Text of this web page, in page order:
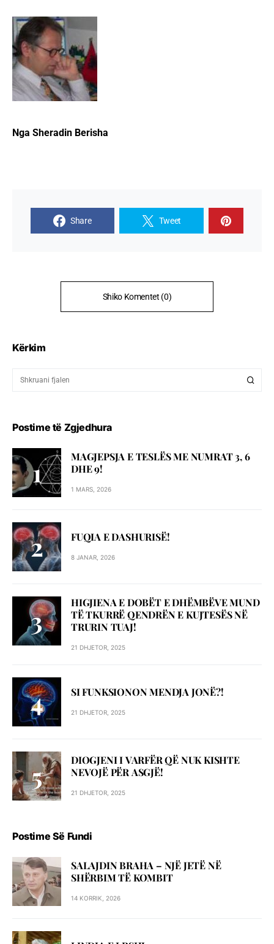
Nga Sheradin Berisha
Share Tweet
Shiko Komentet (0)
Kërkim
Postime të Zgjedhura
MAGJEPSJA E TESLËS ME NUMRAT 3, 6
DHE 9!
1 MARS, 2026
FUQIA E DASHURISË!
8 JANAR, 2026
HIGJIENA E DOBËT E DHËMBËVE MUND
TË TKURRË QENDRËN E KUJTESËS NË
TRURIN TUAJ!
21 DHJETOR, 2025
SI FUNKSIONON MENDJA JONË?!
21 DHJETOR, 2025
DIOGJENI I VARFËR QË NUK KISHTE
NEVOJË PËR ASGJË!
21 DHJETOR, 2025
Postime Së Fundi
SALAJDIN BRAHA – NJЁ JETЁ NЁ
SHЁRBIM TЁ KOMBIT
14 KORRIK, 2026